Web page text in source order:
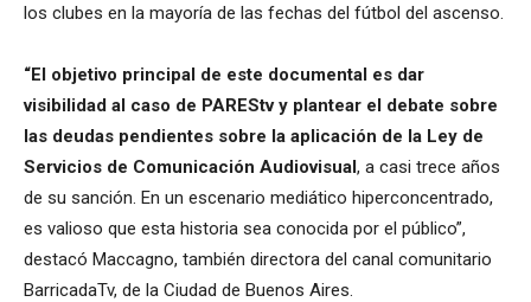
los clubes en la mayoría de las fechas del fútbol del ascenso.
“El objetivo principal de este documental es dar
visibilidad al caso de PAREStv y plantear el debate sobre
las deudas pendientes sobre la aplicación de la Ley de
Servicios de Comunicación Audiovisual, a casi trece años
de su sanción. En un escenario mediático hiperconcentrado,
es valioso que esta historia sea conocida por el público”,
destacó Maccagno, también directora del canal comunitario
BarricadaTv, de la Ciudad de Buenos Aires.